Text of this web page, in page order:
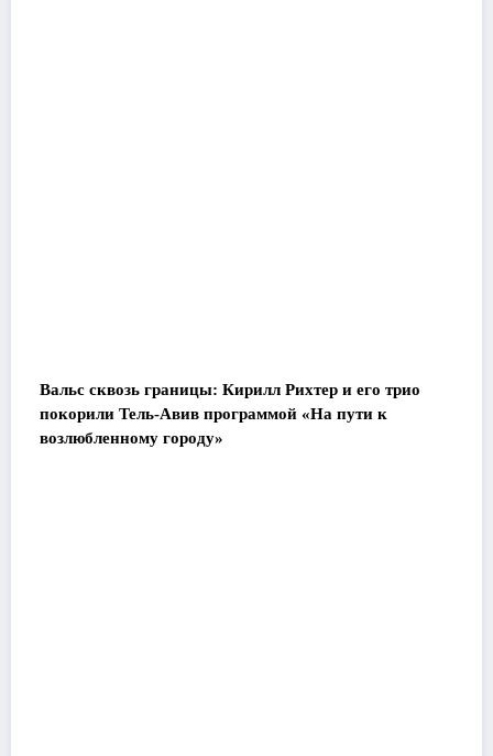
Вальс сквозь границы: Кирилл Рихтер и его трио
покорили Тель-Авив программой «На пути к
возлюбленному городу»